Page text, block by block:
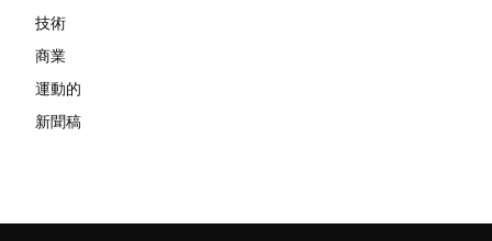
技術
商業
運動的
新聞稿